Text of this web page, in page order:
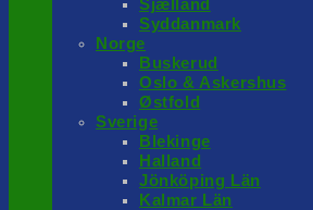
Sjælland
Syddanmark
Norge
Buskerud
Oslo & Askershus
Østfold
Sverige
Blekinge
Halland
Jönköping Län
Kalmar Län